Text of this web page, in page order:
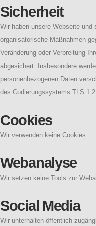
Sicherheit
Wir haben unsere Webseite
organisatorische Maßnahmen
Veränderung oder Verbreitung
abgesichert. Insbesondere
personenbezogenen Daten
des Codierungssystems TLS
Cookies
Wir verwenden keine Cookies.
Webanalyse
Wir setzen keine Tools zur
Social Media
Wir unterhalten öffentlich